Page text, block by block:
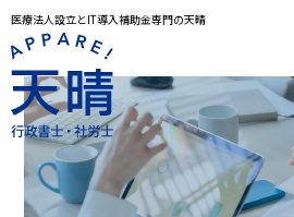
医療法人設立とIT導入補助金専門の天晴
メインメニュー
トップページ
事務所案内
代表プロフィール
解決事例
お役立ち記事